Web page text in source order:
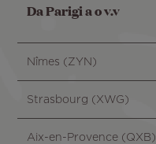
Da Parigi a o v.v
Nîmes (ZYN)
Strasbourg (XWG)
Aix-en-Provence (QXB)